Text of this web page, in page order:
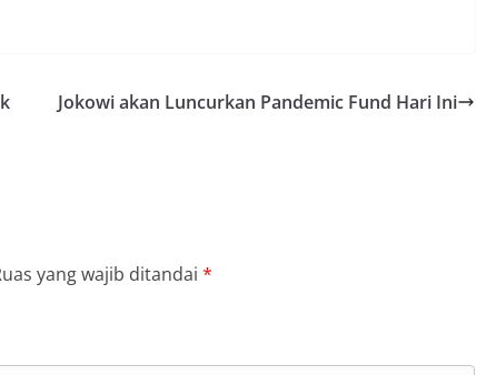
Jokowi akan Luncurkan Pandemic Fund Hari Ini
yang wajib ditandai *